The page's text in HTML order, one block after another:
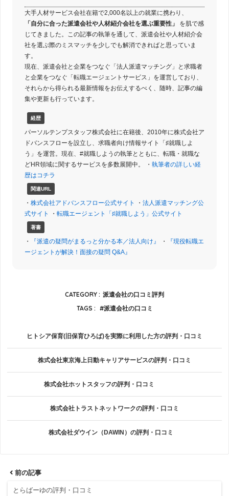
大手人材サービス会社在籍で2,000名以上の就業に携わり、
「自分に合った派遣会社や人材紹介会社を選ぶ重要性」
を肌で感
じてきました。この記事の執筆を通して、派遣会社や人材紹介会
社を選ぶ際のミスマッチを少しでも解消できればと思っていま
す。
現在、派遣会社と企業をつなぐ「法人派遣マッチング」と求職者
と企業をつなぐ「転職エージェントサービス」を運営しており、
それらから得られる最新情報をお伝えするべく、随時、記事の編
集や更新も行っています。
経歴
パーソルテンプスタッフ株式会社に在籍後、2010年に株式会社ア
ドバンスフローを設立し、求職者向け情報サイト「♯就職しよ
う」を運営。現在、#就職しようの執筆とともに、転職・就職な
どHR領域に関するサービスを多数展開中。 ・ 執筆者の詳しい経
歴はコチラ
関連URL
・ 株式会社アドバンスフロー公式サイト ・ 法人派遣マッチング公
式サイト
・ 転職エージェント「♯就職しよう」公式サイト
著書
・ 『派遣の疑問がまるっと分かる本／法人向け』 ・
『現役転職エ
ージェントが解決！面接の疑問 Q&A』
CATEGORY : 派遣会社の口コミ評判
TAGS :
派遣会社の口コミ
ヒトシア保育(旧保育ひろば)を実際に利用した方の評判・口コミ
株式会社東京海上日動キャリアサービスの評判・口コミ
株式会社ホットスタッフの評判・口コミ
株式会社トラストネットワークの評判・口コミ
株式会社ダウイン（DAWIN）の評判・口コミ
前の記事
とらばーゆの評判・口コミ